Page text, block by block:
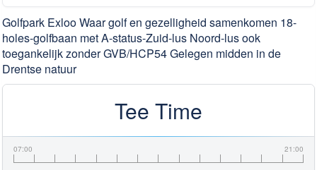
Golfpark Exloo Waar golf en gezelligheid samenkomen 18-
holes-golfbaan met A-status-Zuid-lus Noord-lus ook
toegankelijk zonder GVB/HCP54 Gelegen midden in de
Drentse natuur
Tee Time
07:00 21:00